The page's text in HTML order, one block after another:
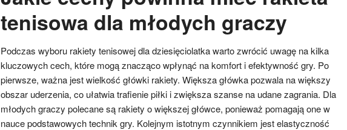
tenisowa dla młodych graczy
Podczas wyboru rakiety tenisowej dla dziesięciolatka warto zwrócić uwagę na kilka
kluczowych cech, które mogą znacząco wpłynąć na komfort i efektywność gry. Po
pierwsze, ważna jest wielkość główki rakiety. Większa główka pozwala na większy
obszar uderzenia, co ułatwia trafienie piłki i zwiększa szanse na udane zagrania. Dla
młodych graczy polecane są rakiety o większej główce, ponieważ pomagają one w
nauce podstawowych technik gry. Kolejnym istotnym czynnikiem jest elastyczność